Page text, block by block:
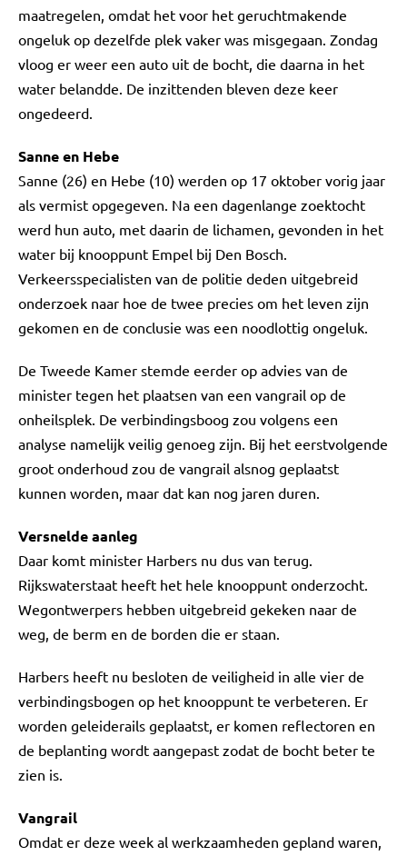
maatregelen, omdat het voor het geruchtmakende
ongeluk op dezelfde plek vaker was misgegaan. Zondag
vloog er weer een auto uit de bocht, die daarna in het
water belandde. De inzittenden bleven deze keer
ongedeerd.
Sanne en Hebe
Sanne (26) en Hebe (10) werden op 17 oktober vorig jaar
als vermist opgegeven. Na een dagenlange zoektocht
werd hun auto, met daarin de lichamen, gevonden in het
water bij knooppunt Empel bij Den Bosch.
Verkeersspecialisten van de politie deden uitgebreid
onderzoek naar hoe de twee precies om het leven zijn
gekomen en de conclusie was een noodlottig ongeluk.
De Tweede Kamer stemde eerder op advies van de
minister tegen het plaatsen van een vangrail op de
onheilsplek. De verbindingsboog zou volgens een
analyse namelijk veilig genoeg zijn. Bij het eerstvolgende
groot onderhoud zou de vangrail alsnog geplaatst
kunnen worden, maar dat kan nog jaren duren.
Versnelde aanleg
Daar komt minister Harbers nu dus van terug.
Rijkswaterstaat heeft het hele knooppunt onderzocht.
Wegontwerpers hebben uitgebreid gekeken naar de
weg, de berm en de borden die er staan.
Harbers heeft nu besloten de veiligheid in alle vier de
verbindingsbogen op het knooppunt te verbeteren. Er
worden geleiderails geplaatst, er komen reflectoren en
de beplanting wordt aangepast zodat de bocht beter te
zien is.
Vangrail
Omdat er deze week al werkzaamheden gepland waren,